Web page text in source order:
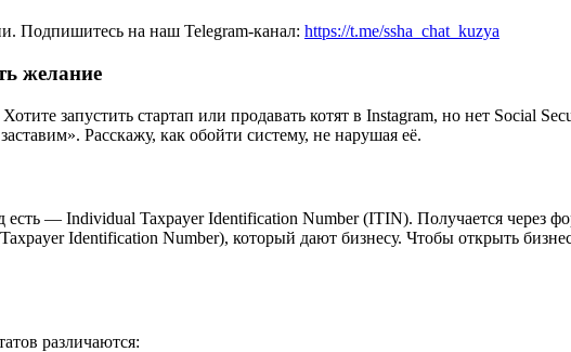
Подпишитесь на наш Telegram-канал: https://t.me/ssha_chat_kuzya
желание
запустить стартап или продавать котят в Instagram, но нет Social
Расскажу, как обойти систему, не нарушая её.
есть — Individual Taxpayer Identification Number (ITIN). Получается через
Identification Number), который дают бизнесу. Чтобы открыть
различаются: